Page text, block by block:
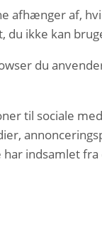
afhænger af,
du ikke kan
du
til sociale
indsamlet